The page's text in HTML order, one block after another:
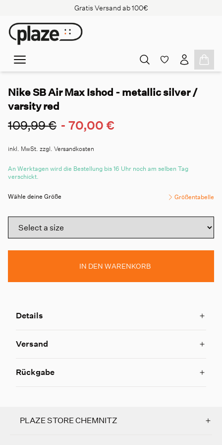
Gratis Versand ab 100€
Nike SB Air Max Ishod - metallic silver /
varsity red
109,99 € - 70,00 €
inkl. MwSt. zzgl. Versandkosten
An Werktagen wird die Bestellung bis 16 Uhr noch am selben Tag
verschickt.
Wähle deine Größe Größentabelle
IN DEN WARENKORB
Details
Versand
Rückgabe
PLAZE STORE CHEMNITZ